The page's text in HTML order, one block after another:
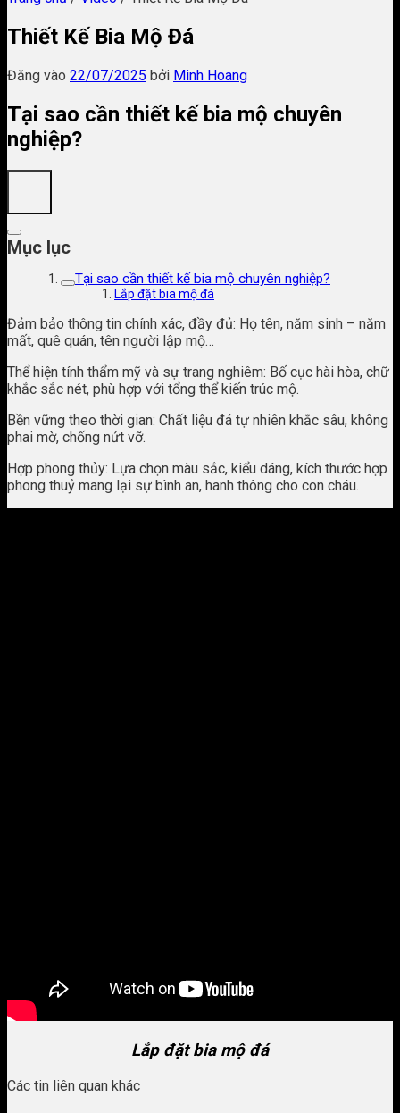
Thiết Kế Bia Mộ Đá
Đăng vào 22/07/2025 bởi Minh Hoang
Tại sao cần thiết kế bia mộ chuyên
nghiệp?
Mục lục
Tại sao cần thiết kế bia mộ chuyên nghiệp?
Lắp đặt bia mộ đá
Đảm bảo thông tin chính xác, đầy đủ: Họ tên, năm sinh – năm
mất, quê quán, tên người lập mộ…
Thể hiện tính thẩm mỹ và sự trang nghiêm: Bố cục hài hòa, chữ
khắc sắc nét, phù hợp với tổng thể kiến trúc mộ.
Bền vững theo thời gian: Chất liệu đá tự nhiên khắc sâu, không
phai mờ, chống nứt vỡ.
Hợp phong thủy: Lựa chọn màu sắc, kiểu dáng, kích thước hợp
phong thuỷ mang lại sự bình an, hanh thông cho con cháu.
Lắp đặt bia mộ đá
Các tin liên quan khác